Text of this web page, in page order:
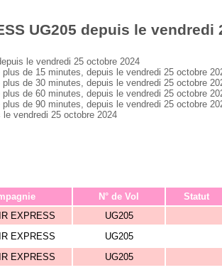
UG205 depuis le vendredi
le vendredi 25 octobre 2024
de 15 minutes, depuis le vendredi 25 octobre
de 30 minutes, depuis le vendredi 25 octobre
de 60 minutes, depuis le vendredi 25 octobre
de 90 minutes, depuis le vendredi 25 octobre
vendredi 25 octobre 2024
N° de Vol Statut
EXPRESS
UG205
EXPRESS
UG205
EXPRESS
UG205